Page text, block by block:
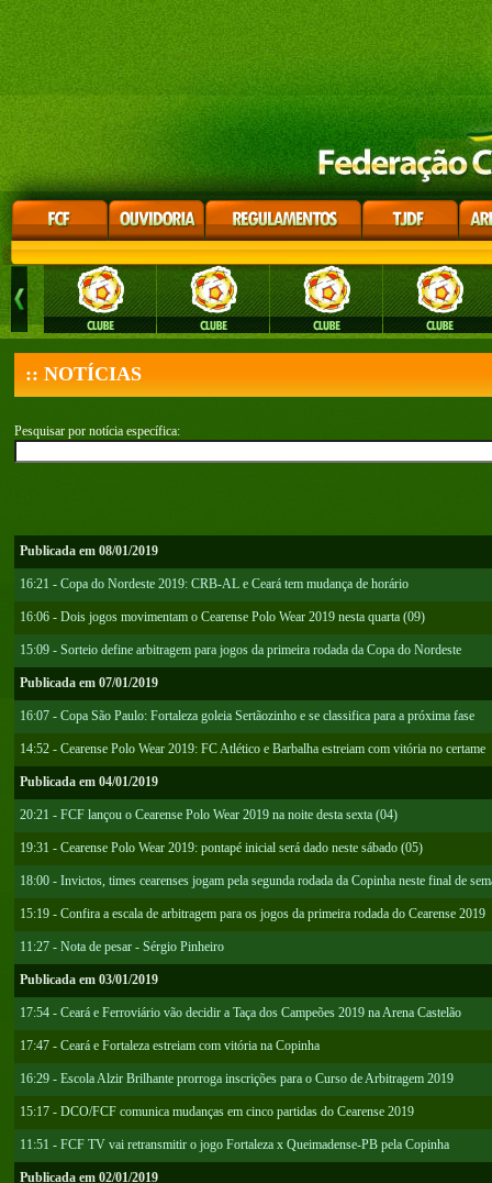
:: NOTÍCIAS
Pesquisar por notícia específica:
Publicada em 08/01/2019
16:21 - Copa do Nordeste 2019: CRB-AL e Ceará tem mudança de horário
16:06 - Dois jogos movimentam o Cearense Polo Wear 2019 nesta quarta (09)
15:09 - Sorteio define arbitragem para jogos da primeira rodada da Copa do Nordeste
Publicada em 07/01/2019
16:07 - Copa São Paulo: Fortaleza goleia Sertãozinho e se classifica para a próxima fase
14:52 - Cearense Polo Wear 2019: FC Atlético e Barbalha estreiam com vitória no certame
Publicada em 04/01/2019
20:21 - FCF lançou o Cearense Polo Wear 2019 na noite desta sexta (04)
19:31 - Cearense Polo Wear 2019: pontapé inicial será dado neste sábado (05)
18:00 - Invictos, times cearenses jogam pela segunda rodada da Copinha neste final de
15:19 - Confira a escala de arbitragem para os jogos da primeira rodada do Cearense 2019
11:27 - Nota de pesar - Sérgio Pinheiro
Publicada em 03/01/2019
17:54 - Ceará e Ferroviário vão decidir a Taça dos Campeões 2019 na Arena Castelão
17:47 - Ceará e Fortaleza estreiam com vitória na Copinha
16:29 - Escola Alzir Brilhante prorroga inscrições para o Curso de Arbitragem 2019
15:17 - DCO/FCF comunica mudanças em cinco partidas do Cearense 2019
11:51 - FCF TV vai retransmitir o jogo Fortaleza x Queimadense-PB pela Copinha
Publicada em 02/01/2019